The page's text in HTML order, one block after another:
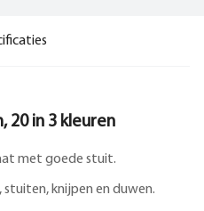
20 in 3 kleuren
met goede stuit.
stuiten, knijpen en duwen.